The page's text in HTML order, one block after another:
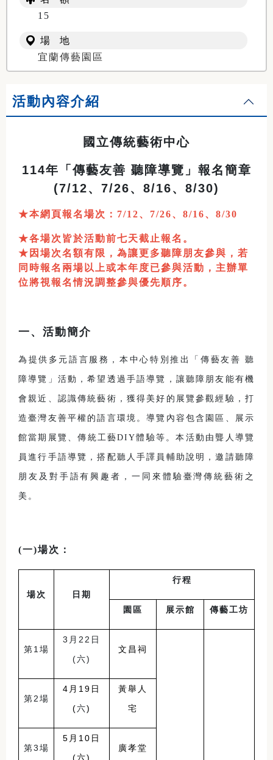
15
場 地
宜蘭傳藝園區
活動內容介紹
國立傳統藝術中心
114年「傳藝友善 聽障導覽」報名簡章
(7/12、7/26、8/16、8/30)
★本網頁報名場次：7/12、7/26、8/16、8/30
★各場次皆於活動前七天截止報名。
★因場次名額有限，為讓更多聽障朋友參與，若
同時報名兩場以上或本年度已參與活動，主辦單
位將視報名情況調整參與優先順序。
一、活動簡介
為提供多元語言服務，本中心特別推出「傳藝友善 聽
障導覽」活動，希望透過手語導覽，讓聽障朋友能有機
會親近、認識傳統藝術，獲得美好的展覽參觀經驗，打
造臺灣友善平權的語言環境。導覽內容包含園區、展示
館當期展覽、傳統工藝DIY體驗等。本活動由聾人導覽
員進行手語導覽，搭配聽人手譯員輔助說明，邀請聽障
朋友及對手語有興趣者，一同來體驗臺灣傳統藝術之
美。
(一)場次：
場次 日期
行程
園區 展示館 傳藝工坊
第1場
3 月22日
(六)
文昌祠
第2場
4 月19日
(六)
黃舉人
宅
第3場
5 月10日
(六)
廣孝堂